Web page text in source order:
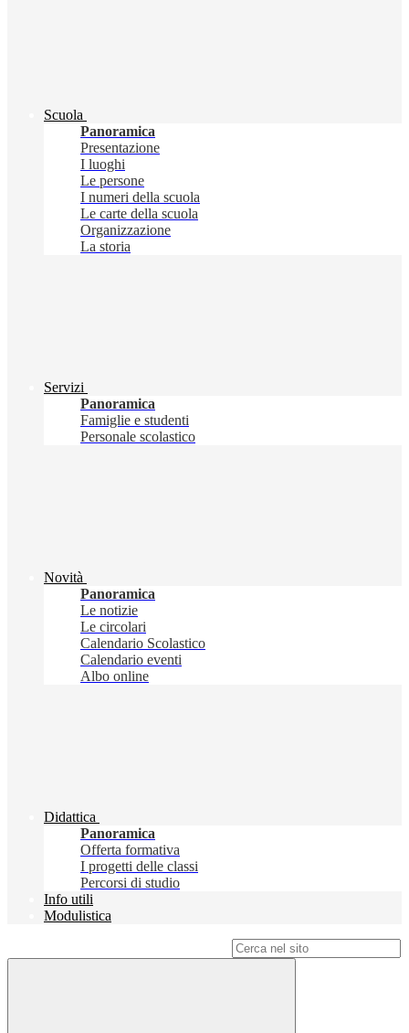
Scuola
Panoramica
Presentazione
I luoghi
Le persone
I numeri della scuola
Le carte della scuola
Organizzazione
La storia
Servizi
Panoramica
Famiglie e studenti
Personale scolastico
Novità
Panoramica
Le notizie
Le circolari
Calendario Scolastico
Calendario eventi
Albo online
Didattica
Panoramica
Offerta formativa
I progetti delle classi
Percorsi di studio
Info utili
Modulistica